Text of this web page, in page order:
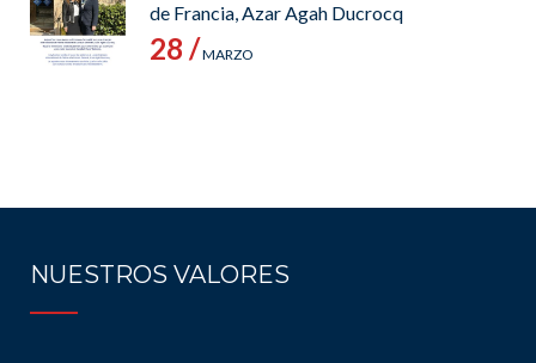
de Francia, Azar Agah Ducrocq
28 /MARZO
NUESTROS VALORES